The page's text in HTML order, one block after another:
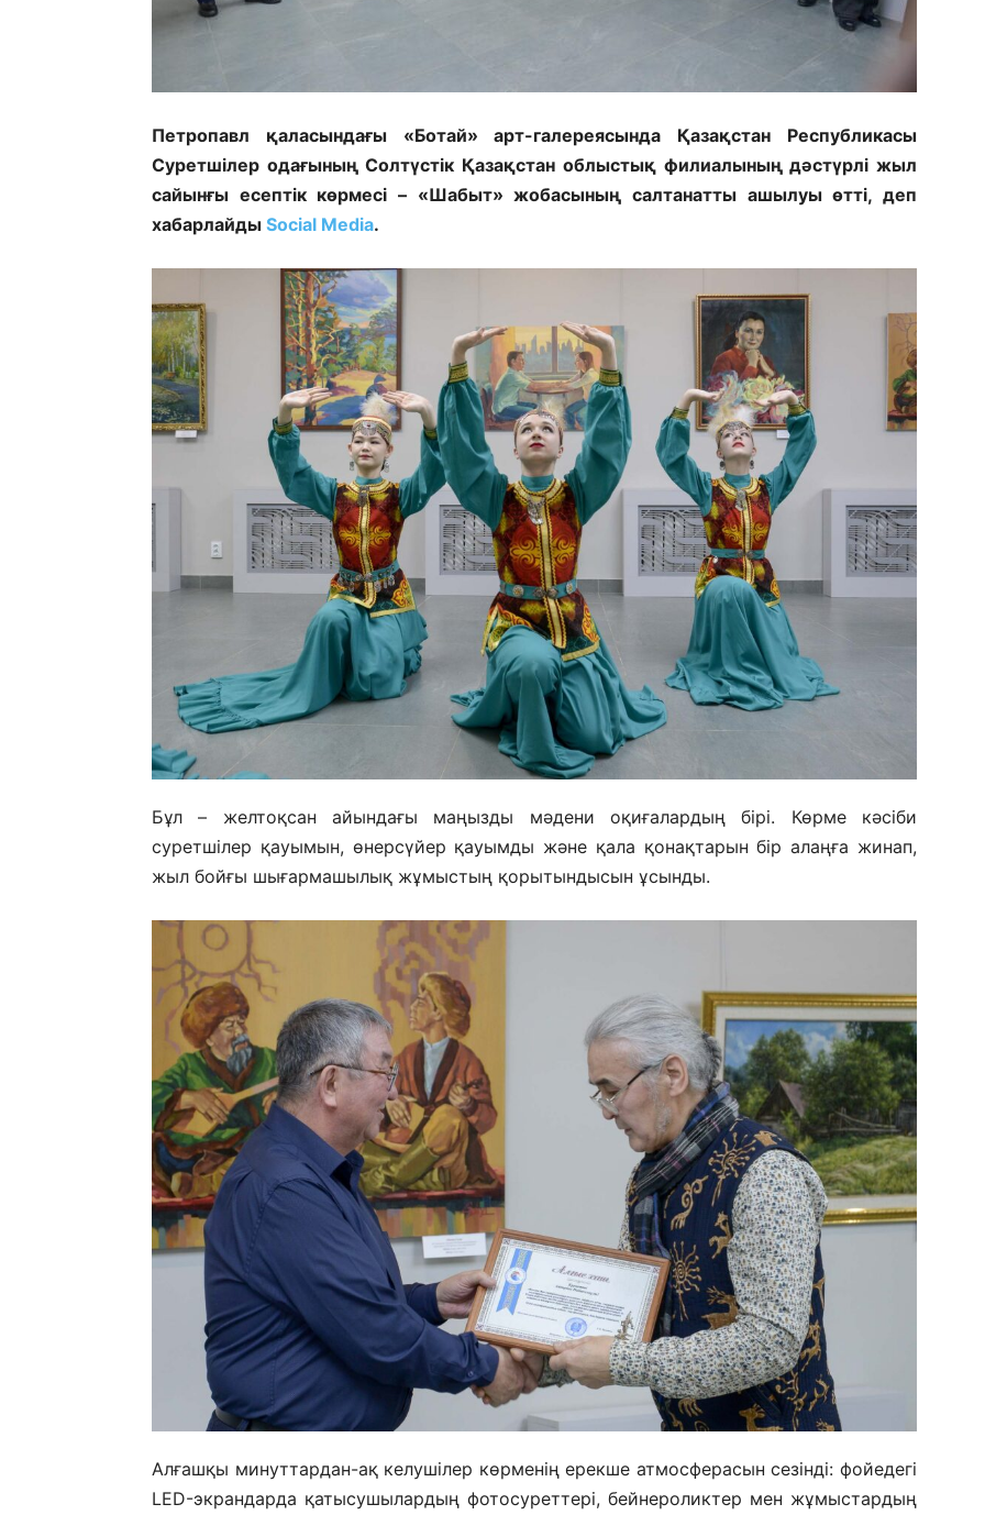
Петропавл қаласындағы «Ботай» арт-галереясында Қазақстан Республикасы
Суретшілер одағының Солтүстік Қазақстан облыстық филиалының дәстүрлі жыл
сайынғы есептік көрмесі – «Шабыт» жобасының салтанатты ашылуы өтті, деп
хабарлайды Social Media.
Бұл – желтоқсан айындағы маңызды мәдени оқиғалардың бірі. Көрме кәсіби
суретшілер қауымын, өнерсүйер қауымды және қала қонақтарын бір алаңға жинап,
жыл бойғы шығармашылық жұмыстың қорытындысын ұсынды.
Алғашқы минуттардан-ақ келушілер көрменің ерекше атмосферасын сезінді: фойедегі
LED-экрандарда қатысушылардың фотосуреттері, бейнероликтер мен жұмыстардың